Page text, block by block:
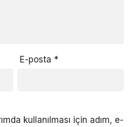
E-posta *
kullanılması için adım, e-